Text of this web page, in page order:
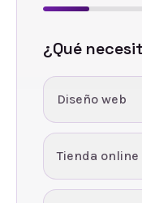
¿Qué
Diseño web
Tienda online